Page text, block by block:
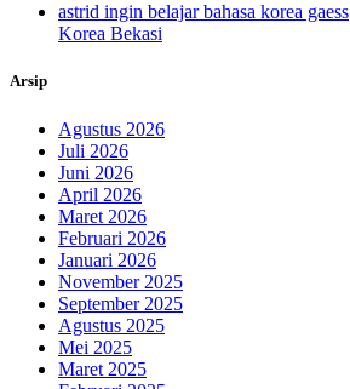
astrid ingin belajar bahasa korea gaess
Korea Bekasi
Arsip
Agustus 2026
Juli 2026
Juni 2026
April 2026
Maret 2026
Februari 2026
Januari 2026
November 2025
September 2025
Agustus 2025
Mei 2025
Maret 2025